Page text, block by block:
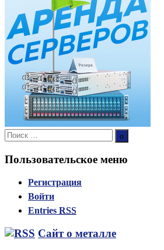
Поиск:
Поиск
Пользовательское меню
Регистрация
Войти
Entries RSS
Сайт о металле